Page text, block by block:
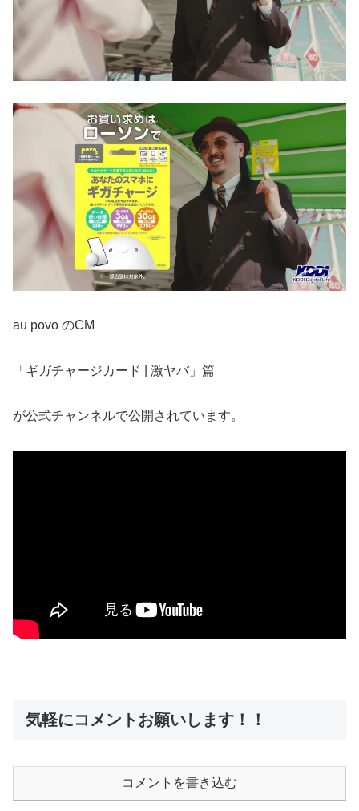
au povo のCM
「ギガチャージカード | 激ヤバ」篇
が公式チャンネルで公開されています。
気軽にコメントお願いします！！
コメントを書き込む